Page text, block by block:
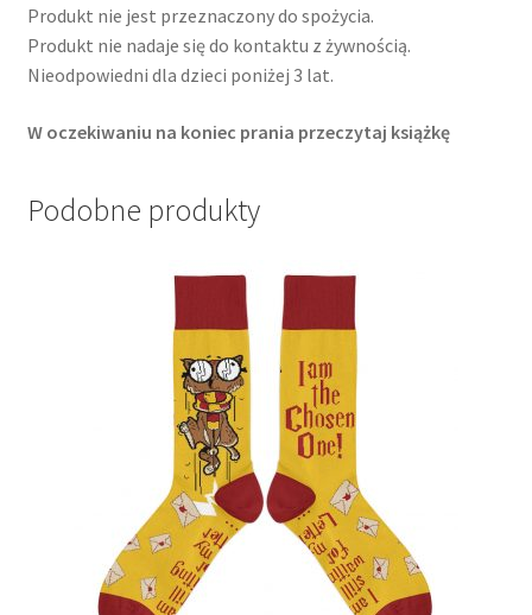
Produkt nie jest przeznaczony do spożycia.
Produkt nie nadaje się do kontaktu z żywnością.
Nieodpowiedni dla dzieci poniżej 3 lat.
W oczekiwaniu na koniec prania przeczytaj książkę
Podobne produkty